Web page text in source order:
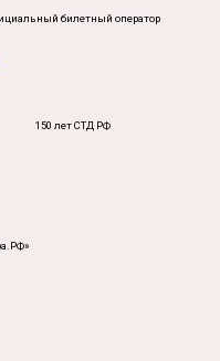
билетный оператор
150 лет СТД РФ